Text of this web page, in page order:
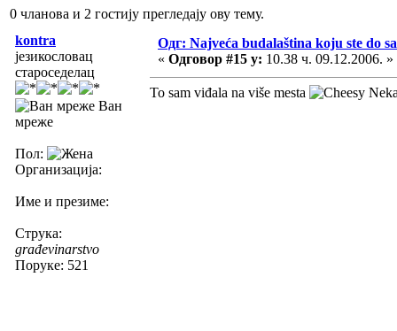
0 чланова и 2 гостију прегледају ову тему.
kontra
језикословац
староседелац
Ван
мреже
Пол:
Организација:
Име и презиме:
Струка:
građevinarstvo
Поруке: 521
Одг: Najveća budalaština koju ste do
« Одговор #15 у: 10.38 ч. 09.12.2006. »
To sam viđala na više mesta